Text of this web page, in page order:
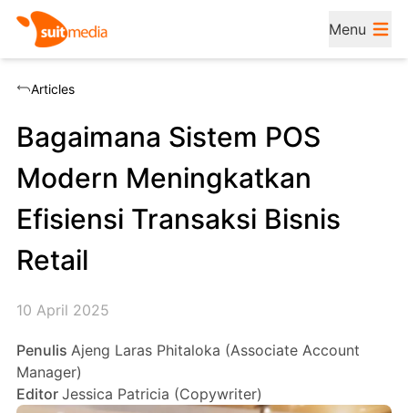
Menu
Articles
Bagaimana Sistem POS
Modern Meningkatkan
Efisiensi Transaksi Bisnis
Retail
10 April 2025
Penulis Ajeng Laras Phitaloka (Associate Account
Manager)
Editor Jessica Patricia (Copywriter)